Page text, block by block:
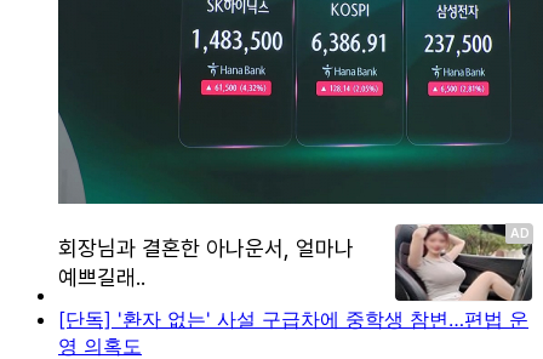
[단독] '환자 없는' 사설 구급차에 중학생 참변…편법 운
영 의혹도